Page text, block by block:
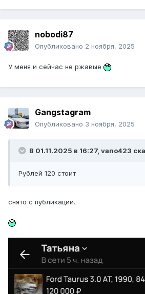
nobodi87
Опубликовано 2 ноября, 2025
У меня и сейчас не ржавые
Gangstagram
Опубликовано 3 ноября, 2025
В 01.11.2025 в 16:27, vano423
Рублей 120 стоит
снято с публикации.